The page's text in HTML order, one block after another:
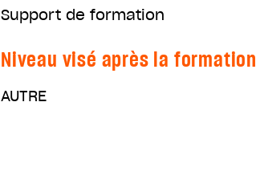
Support de formation
Niveau visé après la formation
AUTRE